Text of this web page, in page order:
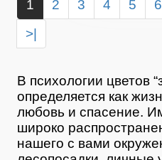
1 2 3 4 5 6
>|
В психологии цветов
определяется как
любовь и спасение.
широко
нашего с вами